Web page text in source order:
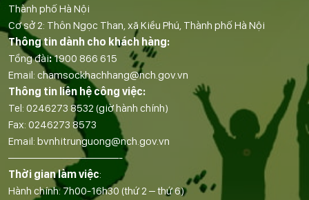
Thành phố Hà Nội
Cơ sở 2: Thôn Ngọc Than, xã Kiều Phú, Thành phố Hà Nội
Thông tin dành cho khách hàng:
Tổng đài:1900 866 615
Email: chamsockhachhang@nch.gov.vn
Thông tin liên hệ công việc:
Tel: 0246273 8532 (giờ hành chính)
Fax: 0246273 8573
Email: bvnhitrunguong@nch.gov.vn
——————————-
Thời gian làm việc:
Hành chính: 7h00-16h30 (thứ 2 – thứ 6)